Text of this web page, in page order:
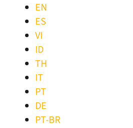
EN
ES
VI
ID
TH
IT
PT
DE
PT-BR